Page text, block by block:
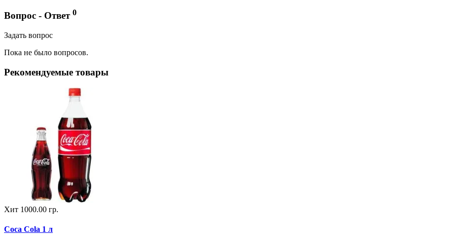
Вопрос - Ответ 0
Задать вопрос
Пока не было вопросов.
Рекомендуемые товары
Хит 1000.00 гр.
Coca Cola 1 л